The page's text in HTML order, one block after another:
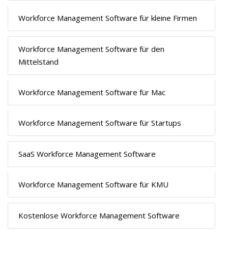
Workforce Management Software für kleine Firmen
Workforce Management Software für den
Mittelstand
Workforce Management Software für Mac
Workforce Management Software für Startups
SaaS Workforce Management Software
Workforce Management Software für KMU
Kostenlose Workforce Management Software